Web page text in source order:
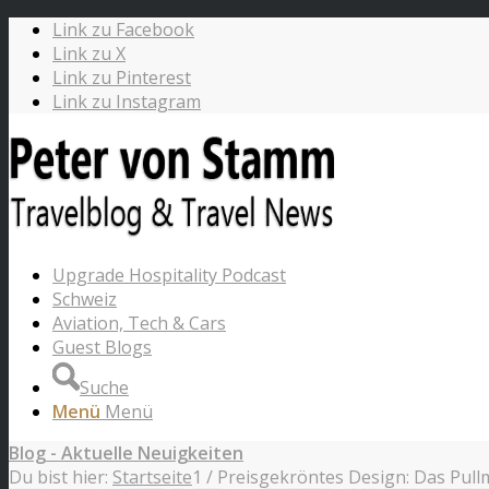
Link zu Facebook
Link zu X
Link zu Pinterest
Link zu Instagram
Upgrade Hospitality Podcast
Schweiz
Aviation, Tech & Cars
Guest Blogs
Suche
Menü Menü
Blog - Aktuelle Neuigkeiten
Du bist hier: Startseite1 / Preisgekröntes Design: Das